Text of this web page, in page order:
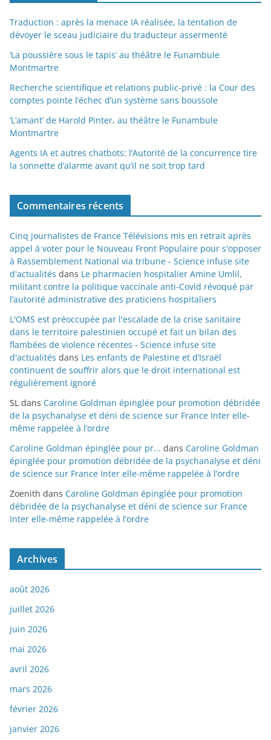
Traduction : après la menace IA réalisée, la tentation de
dévoyer le sceau judiciaire du traducteur assermenté
‘La poussière sous le tapis’ au théâtre le Funambule
Montmartre
Recherche scientifique et relations public-privé : la Cour des
comptes pointe l’échec d’un système sans boussole
‘L’amant’ de Harold Pinter, au théâtre le Funambule
Montmartre
Agents IA et autres chatbots: l’Autorité de la concurrence tire
la sonnette d’alarme avant qu’il ne soit trop tard
Commentaires récents
Cinq journalistes de France Télévisions mis en retrait après
appel à voter pour le Nouveau Front Populaire pour s'opposer
à Rassemblement National via tribune - Science infuse site
d'actualités dans Le pharmacien hospitalier Amine Umlil,
militant contre la politique vaccinale anti-Covid révoqué par
l’autorité administrative des praticiens hospitaliers
L'OMS est préoccupée par l'escalade de la crise sanitaire
dans le territoire palestinien occupé et fait un bilan des
flambées de violence récentes - Science infuse site
d'actualités dans Les enfants de Palestine et d’Israël
continuent de souffrir alors que le droit international est
régulièrement ignoré
SL dans Caroline Goldman épinglée pour promotion débridée
de la psychanalyse et déni de science sur France Inter elle-
même rappelée à l’ordre
Caroline Goldman épinglée pour pr... dans Caroline Goldman
épinglée pour promotion débridée de la psychanalyse et déni
de science sur France Inter elle-même rappelée à l’ordre
Zoenith dans Caroline Goldman épinglée pour promotion
débridée de la psychanalyse et déni de science sur France
Inter elle-même rappelée à l’ordre
Archives
août 2026
juillet 2026
juin 2026
mai 2026
avril 2026
mars 2026
février 2026
janvier 2026